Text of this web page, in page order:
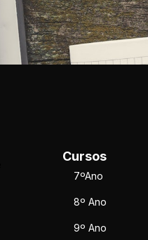
Cursos
7ºAno
8º Ano
9º Ano